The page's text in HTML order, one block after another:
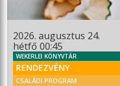
2026. augusztus 24.
hétfő 00:45
WEKERLEI KÖNYVTÁR
RENDEZVÉNY
CSALÁDI PROGRAM